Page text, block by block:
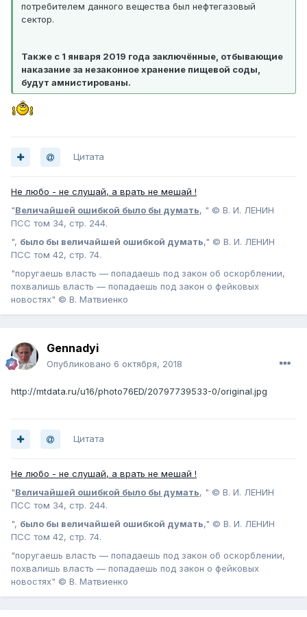
потребителем данного вещества был нефтегазовый
сектор.
Также с 1 января 2019 года заключённые, отбывающие
наказание за незаконное хранение пищевой соды,
будут амнистированы.
Цитата
Не любо - не слушай, а врать не мешай !
"Величайшей ошибкой было бы думать, " © В. И. ЛЕНИН
ПСС том 34, стр. 244.
", было бы величайшей ошибкой думать," © В. И. ЛЕНИН
ПСС том 42, стр. 74.
"поругаешь власть — попадаешь под закон об оскорблении,
похвалишь власть — попадаешь под закон о фейковых
новостях" © В. Матвиенко
Gennadyi
Опубликовано 6 октября, 2018
http://mtdata.ru/u16/photo76ED/20797739533-0/original.jpg
Цитата
Не любо - не слушай, а врать не мешай !
"Величайшей ошибкой было бы думать, " © В. И. ЛЕНИН
ПСС том 34, стр. 244.
", было бы величайшей ошибкой думать," © В. И. ЛЕНИН
ПСС том 42, стр. 74.
"поругаешь власть — попадаешь под закон об оскорблении,
похвалишь власть — попадаешь под закон о фейковых
новостях" © В. Матвиенко